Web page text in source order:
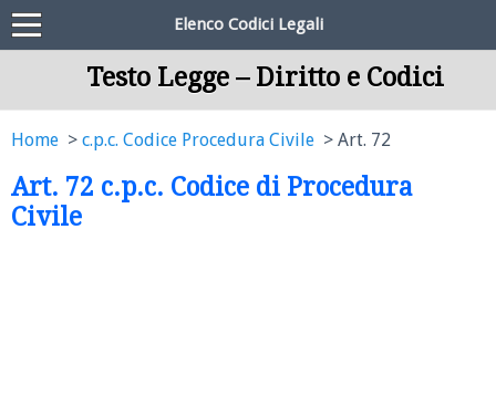
Elenco Codici Legali
Testo Legge – Diritto e Codici
Home c.p.c. Codice Procedura Civile Art. 72
Art. 72 c.p.c. Codice di Procedura
Civile